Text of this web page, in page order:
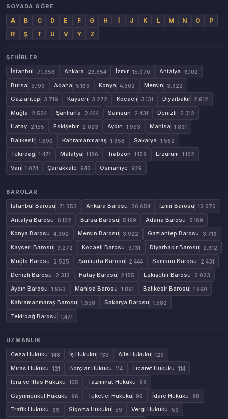
SOYADA GÖRE
A B C D E F G H İ J K L M N O
P
R
Ş T U V Y Z
ŞEHIRLER
İstanbul
71.356 Ankara 26.654 İzmir 15.070 Antalya 6.102
Bursa 5.199 Adana 5.169 Konya 4.302 Mersin 3.922
Gaziantep 3.716 Kayseri 3.272 Kocaeli 3.131 Diyarbakır 2.612
Muğla 2.524 Şanlıurfa 2.444 Samsun 2.431 Denizli 2.312
Hatay 2.155 Eskişehir 2.023 Aydın 1.953 Manisa 1.891
Balıkesir 1.890 Kahramanmaraş 1.658 Sakarya 1.582
Tekirdağ 1.471 Malatya 1.186 Trabzon 1.158 Erzurum 1.102
Van 1.074 Çanakkale 943 Osmaniye 929
BAROLAR
İstanbul Barosu
71.353 Ankara Barosu 26.654 İzmir Barosu 15.070
Antalya Barosu 6.102 Bursa Barosu 5.199 Adana Barosu 5.169
Konya Barosu 4.302 Mersin Barosu 3.922 Gaziantep Barosu 3.716
Kayseri Barosu 3.272 Kocaeli Barosu 3.131 Diyarbakır Barosu 2.612
Muğla Barosu 2.525 Şanlıurfa Barosu 2.444 Samsun Barosu 2.431
Denizli Barosu 2.312 Hatay Barosu 2.155 Eskişehir Barosu 2.023
Aydın Barosu 1.953 Manisa Barosu 1.891 Balıkesir Barosu 1.890
Kahramanmaraş Barosu 1.658 Sakarya Barosu 1.582
Tekirdağ Barosu 1.471
UZMANLIK
Ceza Hukuku
148 İş Hukuku 133 Aile Hukuku 129
Miras Hukuku 121 Borçlar Hukuku 114 Ticaret Hukuku 114
İcra ve İflas Hukuku 105 Tazminat Hukuku 98
Gayrimenkul Hukuku 96 Tüketici Hukuku 96 İdare Hukuku 88
Trafik Hukuku 69 Sigorta Hukuku 59 Vergi Hukuku 53